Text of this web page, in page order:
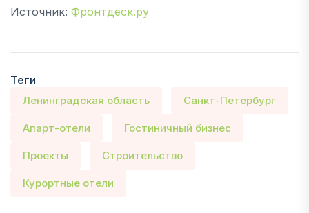
Источник: Фронтдеск.ру
Теги
Ленинградская область Санкт-Петербург
Апарт-отели Гостиничный бизнес
Проекты Строительство
Курортные отели